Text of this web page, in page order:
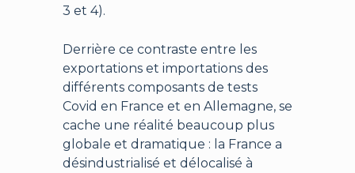
3 et 4).
Derrière ce contraste entre les
exportations et importations des
différents composants de tests
Covid en France et en Allemagne, se
cache une réalité beaucoup plus
globale et dramatique : la France a
désindustrialisé et délocalisé à